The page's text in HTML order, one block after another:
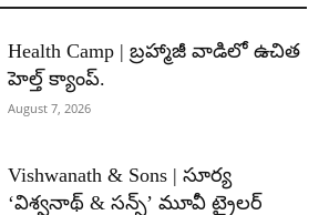
Health Camp | బ్రహ్మాజీ వాడిలో ఉచిత
హెల్త్ క్యాంప్.
August 7, 2026
Vishwanath & Sons | సూర్య
‘విశ్వనాథ్ & సన్స్’ మూవీ ట్రైలర్